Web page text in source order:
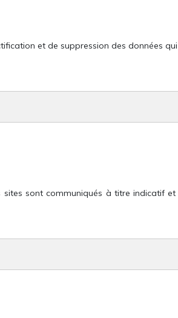
et de suppression des données
sont communiqués à titre indicatif